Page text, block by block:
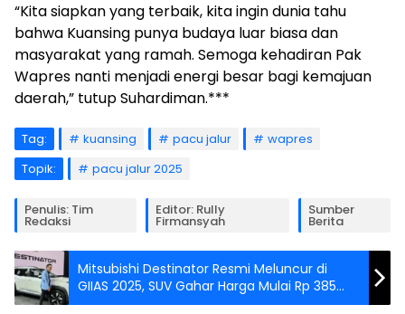
“Kita siapkan yang terbaik, kita ingin dunia tahu
bahwa Kuansing punya budaya luar biasa dan
masyarakat yang ramah. Semoga kehadiran Pak
Wapres nanti menjadi energi besar bagi kemajuan
daerah,” tutup Suhardiman.***
Tag: kuansing pacu jalur
wapres
Topik:
pacu jalur 2025
Penulis: Tim
Redaksi
Editor: Rully
Firmansyah
Sumber
Berita
Mitsubishi Destinator Resmi Meluncur di
GIIAS 2025, SUV Gahar Harga Mulai Rp 385
Jutaan!